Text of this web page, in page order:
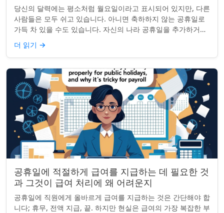
당신의 달력에는 평소처럼 월요일이라고 표시되어 있지만, 다른
사람들은 모두 쉬고 있습니다. 아니면 축하하지 않는 공휴일로
가득 차 있을 수도 있습니다. 자신의 나라 공휴일을 추가하거나
원하지 않는 공휴일을 정리하려는...
더 읽기 →
공휴일에 적절하게 급여를 지급하는 데 필요한 것
과 그것이 급여 처리에 왜 어려운지
공휴일에 직원에게 올바르게 급여를 지급하는 것은 간단해야 합
니다; 휴무, 전액 지급, 끝. 하지만 현실은 급여의 가장 복잡한 부